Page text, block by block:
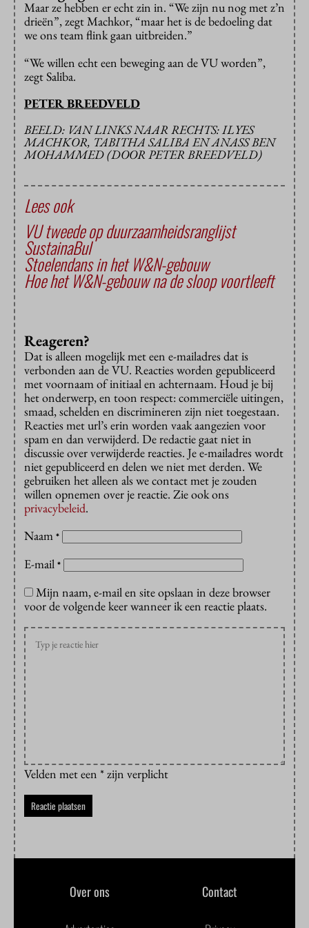
Maar ze hebben er echt zin in. “We zijn nu nog met z’n
drieën”, zegt Machkor, “maar het is de bedoeling dat
we ons team flink gaan uitbreiden.”
“We willen echt een beweging aan de VU worden”,
zegt Saliba.
PETER BREEDVELD
BEELD: VAN LINKS NAAR RECHTS: ILYES
MACHKOR, TABITHA SALIBA EN ANASS BEN
MOHAMMED (DOOR PETER BREEDVELD)
Lees ook
VU tweede op duurzaamheidsranglijst
SustainaBul
Stoelendans in het W&N-gebouw
Hoe het W&N-gebouw na de sloop voortleeft
Reageren?
Dat is alleen mogelijk met een e-mailadres dat is
verbonden aan de VU. Reacties worden gepubliceerd
met voornaam of initiaal en achternaam. Houd je bij
het onderwerp, en toon respect: commerciële uitingen,
smaad, schelden en discrimineren zijn niet toegestaan.
Reacties met url’s erin worden vaak aangezien voor
spam en dan verwijderd. De redactie gaat niet in
discussie over verwijderde reacties. Je e-mailadres wordt
niet gepubliceerd en delen we niet met derden. We
gebruiken het alleen als we contact met je zouden
willen opnemen over je reactie. Zie ook ons
privacybeleid.
Naam *
E-mail *
Mijn naam, e-mail en site opslaan in deze browser
voor de volgende keer wanneer ik een reactie plaats.
Velden met een * zijn verplicht
Over ons Contact